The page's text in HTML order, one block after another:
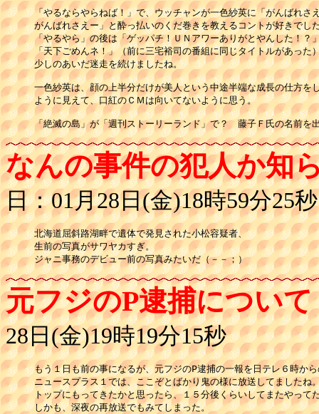
「やるならやらねば！」で、ウッチャンが一色紗英に「がんばれさ
がんばれさえー」と酔っ払いのくだ巻きを教えるコントが好きでし
「やるやら」の後は「ゲッパチ！ＵＮアワーありがとやんした！？
「天下ごめんネ！」（前に三宅裕司の番組に同じタイトルがあった
少しのあいだ迷走を続けましたね。
一色紗英は、顔の上半分だけが美人という中途半端な成長の仕方を
ように見えて、口紅のＣＭは向いてないように思う。
「絶滅の島」が「週刊ストーリーランド」で？　藤子Ｆ氏の名前を
なんの事件の犯人か知
日：01月28日(金)18時59分25秒
北海道屈斜路湖畔で遺体で発見された小松容疑者、
生前の写真がサワヤカすぎ。
ジャニ事務のデビュー前の写真みたいだ（－－；）
元フジのP逮捕について
28日(金)19時19分15秒
もう１日も前の事になるが、元フジのP逮捕の一報を日テレ６時か
ニュースプラス１では、ここぞとばかり鬼の様に放送してましたね
トップにもってきたかと思ったら、１５分後くらいしてまたやって
しかも、深夜の再放送でもみてしまった。